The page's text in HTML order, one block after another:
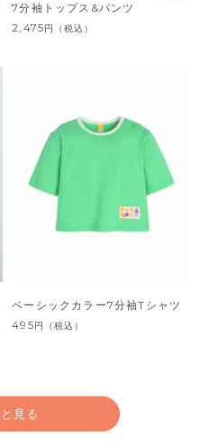
7分袖トップス&パンツ
2,475円 （税込）
ベーシックカラー7分袖Tシャツ
495円 （税込）
見る